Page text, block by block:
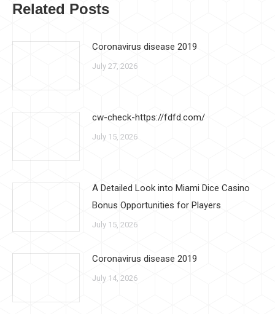
Related Posts
Coronavirus disease 2019
July 27, 2026
cw-check-https://fdfd.com/
July 15, 2026
A Detailed Look into Miami Dice Casino
Bonus Opportunities for Players
July 15, 2026
Coronavirus disease 2019
July 14, 2026